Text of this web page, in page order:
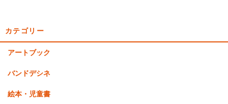
カテゴリー
アートブック
バンドデシネ
絵本・児童書